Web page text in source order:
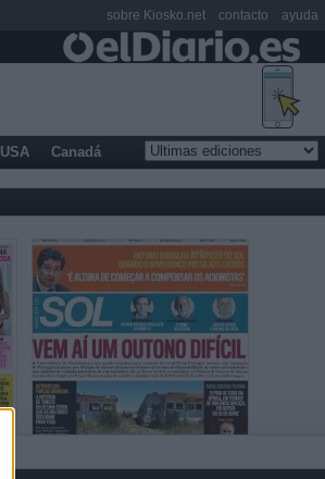
USA Canadá
sobre Kiosko.net contacto ayuda